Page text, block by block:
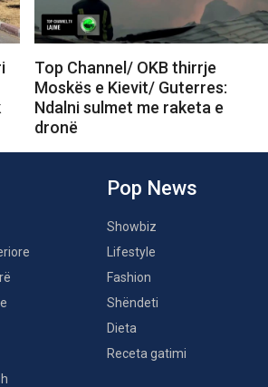
Top Channel/ OKB thirrje
Moskës e Kievit/ Guterres:
Ndalni sulmet me raketa e
dronë
Pop News
Showbiz
Lifestyle
Fashion
Shëndeti
Dieta
Receta gatimi